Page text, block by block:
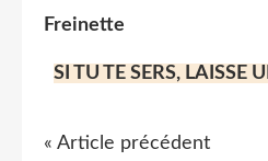
Freinette
SI TU TE SERS, LAISSE
« Article précédent